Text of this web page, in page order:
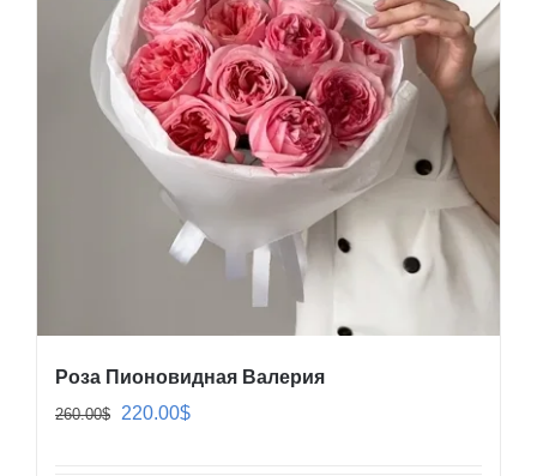
Роза Пионовидная Валерия
260.00$
Первоначальная
220.00$Текущая